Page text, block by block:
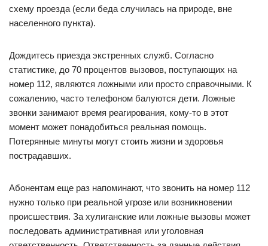
схему проезда (если беда случилась на природе, вне
населенного пункта).
Дождитесь приезда экстренных служб. Согласно
статистике, до 70 процентов вызовов, поступающих на
номер 112, являются ложными или просто справочными. К
сожалению, часто телефоном балуются дети. Ложные
звонки занимают время реагирования, кому-то в этот
момент может понадобиться реальная помощь.
Потерянные минуты могут стоить жизни и здоровья
пострадавших.
Абонентам еще раз напоминают, что звонить на номер 112
нужно только при реальной угрозе или возникновении
происшествия. За хулиганские или ложные вызовы может
последовать административная или уголовная